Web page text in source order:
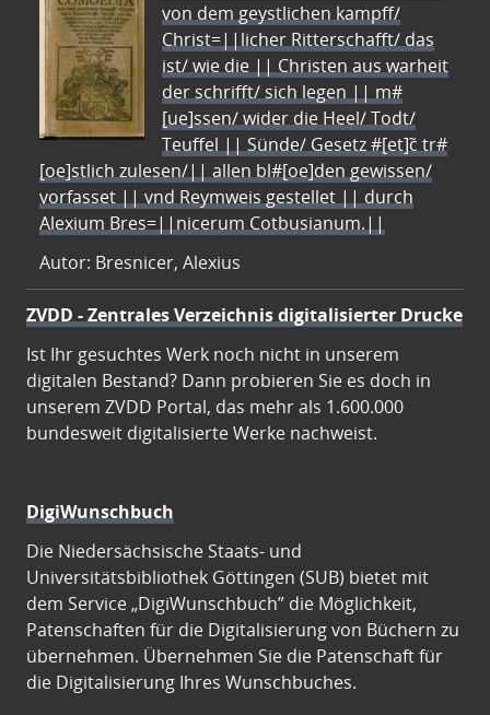
von dem geystlichen kampff/
Christ=||licher Ritterschafft/ das
ist/ wie die || Christen aus warheit
der schrifft/ sich legen || m#
[ue]ssen/ wider die Heel/ Todt/
Teuffel || Sünde/ Gesetz #[et]c̃ tr#
[oe]stlich zulesen/|| allen bl#[oe]den gewissen/
vorfasset || vnd Reymweis gestellet || durch
Alexium Bres=||nicerum Cotbusianum.||
Autor: Bresnicer, Alexius
ZVDD - Zentrales Verzeichnis digitalisierter Drucke
Ist Ihr gesuchtes Werk noch nicht in unserem
digitalen Bestand? Dann probieren Sie es doch in
unserem ZVDD Portal, das mehr als 1.600.000
bundesweit digitalisierte Werke nachweist.
DigiWunschbuch
Die Niedersächsische Staats- und
Universitätsbibliothek Göttingen (SUB) bietet mit
dem Service „DigiWunschbuch” die Möglichkeit,
Patenschaften für die Digitalisierung von Büchern zu
übernehmen. Übernehmen Sie die Patenschaft für
die Digitalisierung Ihres Wunschbuches.